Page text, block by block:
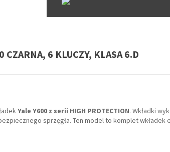
6 KLUCZY, KLASA 6.D
Yale Y600 z serii HIGH PROTECTION. Wkładki
sprzęgła. Ten model to komplet wkładek